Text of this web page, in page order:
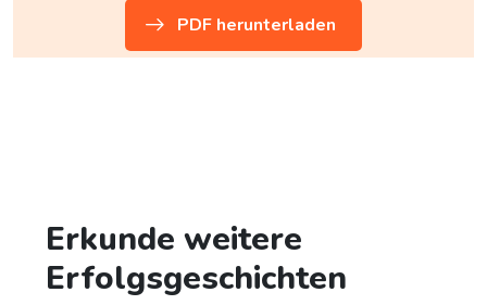
PDF herunterladen
Erkunde weitere
Erfolgsgeschichten